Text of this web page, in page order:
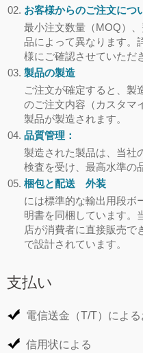
お客様からのご注文につ
最小注文数量（MOQ）
品によって異なります。
様にご確認させていただ
製品の製造
ご注文が確定すると、製
のご注文内容（カスタマ
製品が製造されます。
品質管理：
製造された製品は、当社
検査を受け、最高水準の
梱包と配送 外装
には標準的な輸出用段ボ
明書を同梱しています。
店が消費者に直接販売で
で設計されています。
支払い
電信送金（T/T）によ
信用状による